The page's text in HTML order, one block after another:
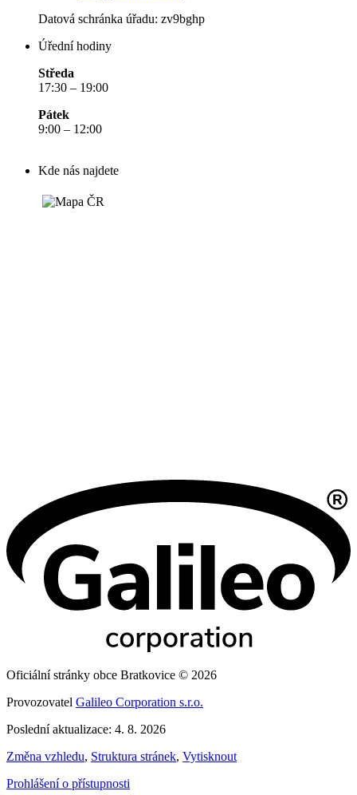
Datová schránka úřadu: zv9bghp
Úřední hodiny
Středa
17:30 – 19:00
Pátek
9:00 – 12:00
Kde nás najdete
Oficiální stránky obce Bratkovice © 2026
Provozovatel Galileo Corporation s.r.o.
Poslední aktualizace: 4. 8. 2026
Změna vzhledu, Struktura stránek, Vytisknout
Prohlášení o přístupnosti